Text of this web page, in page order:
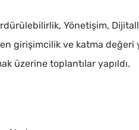
Yönetişim,
girişimcilik ve katma değeri
üzerine toplantılar yapıldı.